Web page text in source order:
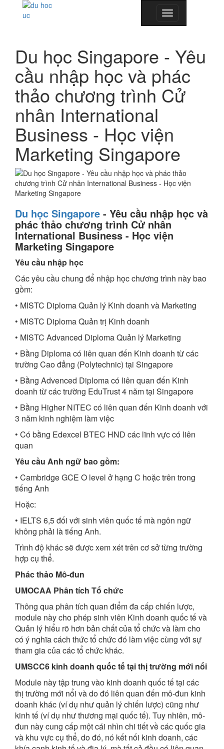
Toggle
navigation
Du học Singapore - Yêu
cầu nhập học và phác
thảo chương trình Cử
nhân International
Business - Học viện
Marketing Singapore
Du học Singapore - Yêu cầu nhập học và
phác thảo chương trình Cử nhân
International Business - Học viện
Marketing Singapore
Yêu cầu nhập học
Các yêu cầu chung để nhập học chương trình này bao
gồm:
• MISTC Diploma Quản lý Kinh doanh và Marketing
• MISTC Diploma Quản trị Kinh doanh
• MISTC Advanced Diploma Quản lý Marketing
• Bằng Diploma có liên quan đến Kinh doanh từ các
trường Cao đẳng (Polytechnic) tại Singapore
• Bằng Advenced Diploma có liên quan đến Kinh
doanh từ các trường EduTrust 4 năm tại Singapore
• Bằng Higher NITEC có liên quan đến Kinh doanh với
3 năm kinh nghiệm làm việc
• Có bằng Edexcel BTEC HND các lĩnh vực có liên
quan
Yêu cầu Anh ngữ bao gồm:
• Cambridge GCE O level ở hạng C hoặc trên trong
tiếng Anh
Hoặc:
• IELTS 6,5 đối với sinh viên quốc tế mà ngôn ngữ
không phải là tiếng Anh.
Trình độ khác sẽ được xem xét trên cơ sở từng trường
hợp cụ thể.
Phác thảo Mô-đun
UMOCAA Phân tích Tổ chức
Thông qua phân tích quan điểm đa cấp chiến lược,
module này cho phép sinh viên Kinh doanh quốc tế và
Quản lý hiểu rõ hơn bản chất của tổ chức và làm cho
có ý nghĩa cách thức tổ chức đó làm việc cùng với sự
tham gia của các tổ chức khác.
UMSCC6 kinh doanh quốc tế tại thị trường mới nổi
Module này tập trung vào kinh doanh quốc tế tại các
thị trường mới nổi và do đó liên quan đến mô-đun kinh
doanh khác (ví dụ như quản lý chiến lược) cũng như
kinh tế (ví dụ như thương mại quốc tế). Tuy nhiên, mô-
đun này cung cấp một cái nhìn chi tiết về các quốc gia
và khu vực cụ thể, do đó, nó kết nối kinh doanh, các